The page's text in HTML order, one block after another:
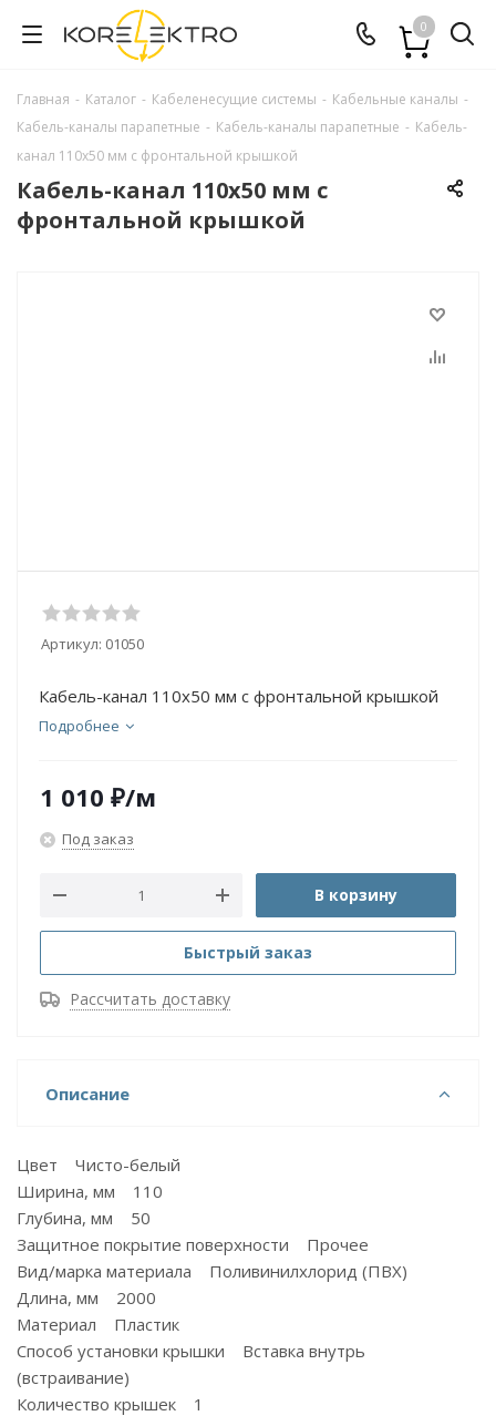
0
Главная - Каталог - Кабеленесущие системы - Кабельные каналы -
Кабель-каналы парапетные - Кабель-каналы парапетные - Кабель-
канал 110х50 мм с фронтальной крышкой
Кабель-канал 110х50 мм с
фронтальной крышкой
Артикул: 01050
Кабель-канал 110х50 мм с фронтальной крышкой
Подробнее
1 010 ₽/м
Под заказ
В корзину
Быстрый заказ
Рассчитать доставку
Описание
Цвет Чисто-белый
Ширина, мм 110
Глубина, мм 50
Защитное покрытие поверхности Прочее
Вид/марка материала Поливинилхлорид (ПВХ)
Длина, мм 2000
Материал Пластик
Способ установки крышки Вставка внутрь
(встраивание)
Количество крышек 1